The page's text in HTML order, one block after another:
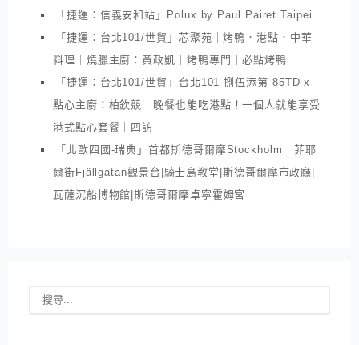
「捷運：信義安和站」Polux by Paul Pairet Taipei
「捷運：台北101/世貿」芯聚苑｜烤鴨．港點．中華
料理｜燒臘主廚：黃政凱｜烤鴨專門｜必點烤鴨
「捷運：台北101/世貿」台北101 捌伍添第 85TD x
點心主廚：柏欽競｜晚餐也能吃港點！一個人就能享受
港式點心套餐｜四訪
「北歐四國-瑞典」首都斯德哥爾摩Stockholm｜菲耶
爾街Fjällgatan觀景台|騎士島教堂|斯德哥爾摩市政廳|
瓦薩沉船博物館|斯德哥爾摩卓寧霍姆宮